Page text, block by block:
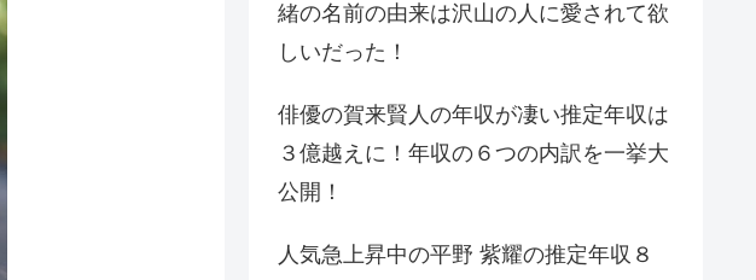
緒の名前の由来は沢山の人に愛されて欲
しいだった！
俳優の賀来賢人の年収が凄い推定年収は
３億越えに！年収の６つの内訳を一挙大
公開！
人気急上昇中の平野 紫耀の推定年収８